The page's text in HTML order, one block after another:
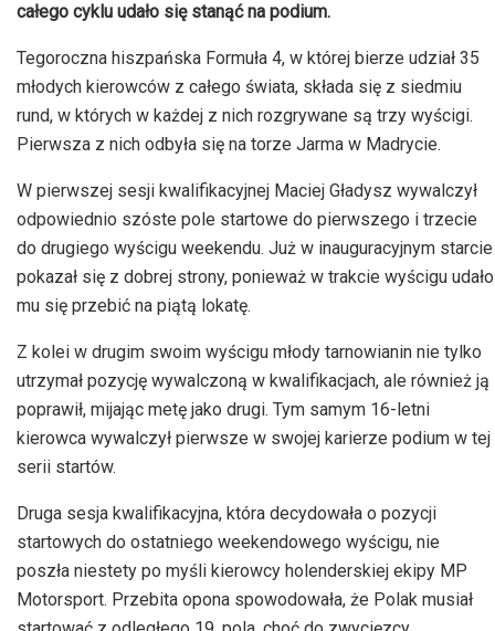
całego cyklu udało się stanąć na podium.
Tegoroczna hiszpańska Formuła 4, w której bierze udział 35
młodych kierowców z całego świata, składa się z siedmiu
rund, w których w każdej z nich rozgrywane są trzy wyścigi.
Pierwsza z nich odbyła się na torze Jarma w Madrycie.
W pierwszej sesji kwalifikacyjnej Maciej Gładysz wywalczył
odpowiednio szóste pole startowe do pierwszego i trzecie
do drugiego wyścigu weekendu. Już w inauguracyjnym starcie
pokazał się z dobrej strony, ponieważ w trakcie wyścigu udało
mu się przebić na piątą lokatę.
Z kolei w drugim swoim wyścigu młody tarnowianin nie tylko
utrzymał pozycję wywalczoną w kwalifikacjach, ale również ją
poprawił, mijając metę jako drugi. Tym samym 16-letni
kierowca wywalczył pierwsze w swojej karierze podium w tej
serii startów.
Druga sesja kwalifikacyjna, która decydowała o pozycji
startowych do ostatniego weekendowego wyścigu, nie
poszła niestety po myśli kierowcy holenderskiej ekipy MP
Motorsport. Przebita opona spowodowała, że Polak musiał